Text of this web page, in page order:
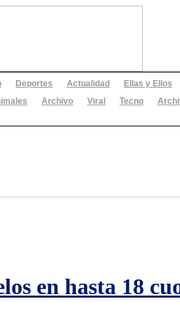
Deportes Actualidad Ellas y Ellos
Archivo Viral Tecno
en hasta 18